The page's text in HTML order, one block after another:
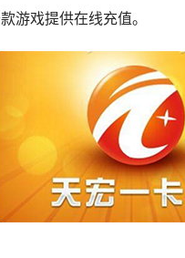
游戏提供在线充值。